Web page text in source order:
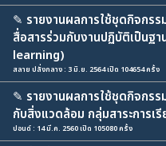
✎ รายงานผลการใช้ชุดกิจกร
สื่อสารร่วมกับงานปฏิบัติเป็นฐ
learning)
สลาย ปลั่งกลาง : 3 มิ.ย. 2564 เปิด 104654 ครั้ง
✎ รายงานผลการใช้ชุดกิจกรร
กับสิ่งแวดล้อม กลุ่มสาระการเ
ปอนด์ : 14 มี.ค. 2560 เปิด 105080 ครั้ง